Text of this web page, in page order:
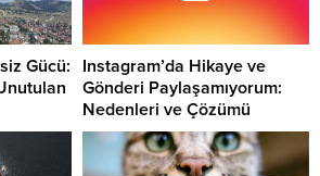
Gücü:
Instagram’da Hikaye ve
Gönderi Paylaşamıyorum:
Nedenleri ve Çözümü